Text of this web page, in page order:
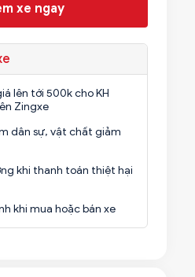
xe ngay
lên tới 500k cho KH
Zingxe
dân sự, vật chất giảm
khi thanh toán thiệt hại
khi mua hoặc bán xe